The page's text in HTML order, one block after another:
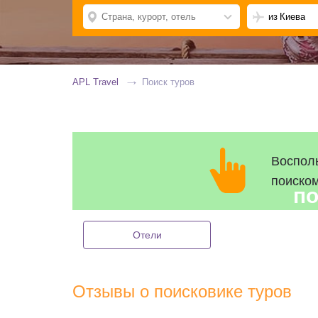
из Киева
APL Travel Поиск туров
Отели
Отзывы о поисковике туров